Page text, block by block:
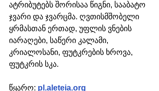
ატრიბუტებს შორისაა წიგნი, სააბატო
ჯვარი და ჯვარცმა. ღვთისმშობელი
ყრმასთან ერთად, უფლის ვნების
იარაღები, საწერი კალამი,
კრიალოსანი, ფუტკრების ხროვა,
ფუტკრის სკა.
წყარო: pl.aleteia.org